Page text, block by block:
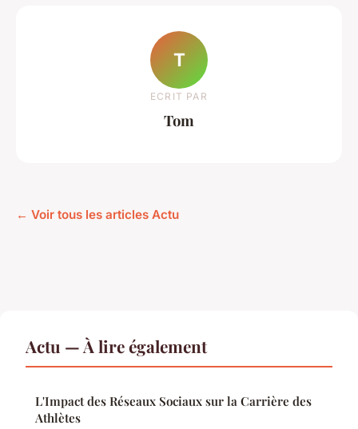
T
ECRIT PAR
Tom
← Voir tous les articles Actu
Actu — À lire également
L'Impact des Réseaux Sociaux sur la Carrière des
Athlètes